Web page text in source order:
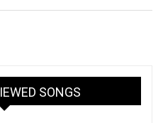
SONGS